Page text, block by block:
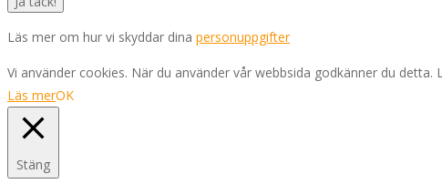
Läs mer om hur vi skyddar dina personuppgifter
Vi använder cookies. När du använder vår webbsida godkänner du detta.
Läs merOK
Stäng